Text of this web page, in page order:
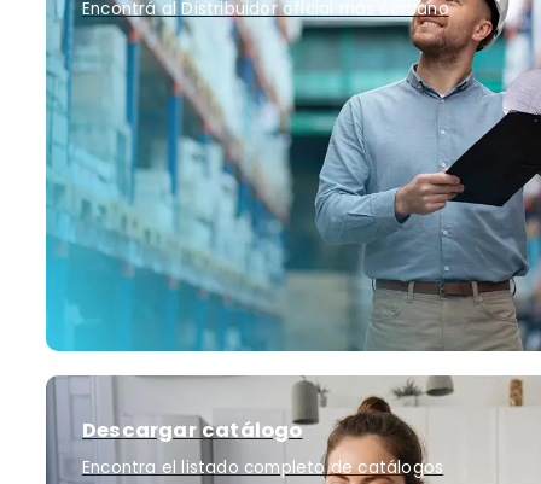
Encontrá al Distribuidor oficial más cercano
Descargar catálogo
Encontra el listado completo de catálogos